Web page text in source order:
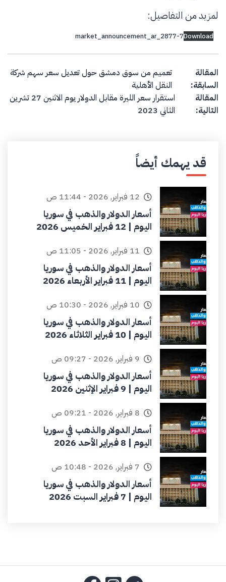
لمزيد من التفاصيل:
market_announcement_ar_2877-7Download
Post navigation
المقالة
السابقة:
تعميم من سوق دمشق حول تعديل سعر سهم شركة
النقل الأهلية
المقالة
التالية:
استقرار سعر الليرة مقابل الدولار يوم الاثنين 27 تشرين
الثاني 2023
قد يهمك أيضاً
12 فبراير, 2026 - 11:44 ص
أسعار الدولار والذهب في سوريا
اليوم | 12 فبراير الخميس 2026
11 فبراير, 2026 - 11:05 ص
أسعار الدولار والذهب في سوريا
اليوم | 11 فبراير الأربعاء 2026
10 فبراير, 2026 - 10:30 ص
أسعار الدولار والذهب في سوريا
اليوم | 10 فبراير الثلاثاء 2026
9 فبراير, 2026 - 09:27 ص
أسعار الدولار والذهب في سوريا
اليوم | 9 فبراير الإثنين 2026
8 فبراير, 2026 - 09:21 ص
أسعار الدولار والذهب في سوريا
اليوم | 8 فبراير الأحد 2026
7 فبراير, 2026 - 10:48 ص
أسعار الدولار والذهب في سوريا
اليوم | 7 فبراير السبت 2026